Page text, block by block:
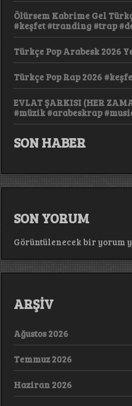
Ölürsem Kabrime Gel
#keşfet #tranding #trap
Türkçe Pop Arabesk 2026
Türkçe Pop Rap 2026
EVLAT ŞARKISI (HER
#müzik #arabeskrap
SON HABER
SON YORUM
Görüntülenecek bir yorum
ARŞİV
Ağustos 2026
Temmuz 2026
Haziran 2026